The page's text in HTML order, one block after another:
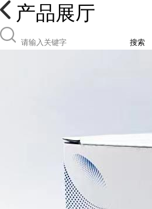
产品展厅
搜索